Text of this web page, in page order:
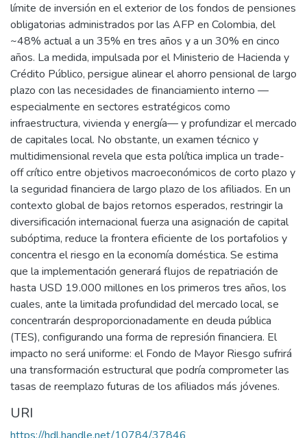
límite de inversión en el exterior de los fondos de pensiones
obligatorias administrados por las AFP en Colombia, del
~48% actual a un 35% en tres años y a un 30% en cinco
años. La medida, impulsada por el Ministerio de Hacienda y
Crédito Público, persigue alinear el ahorro pensional de largo
plazo con las necesidades de financiamiento interno —
especialmente en sectores estratégicos como
infraestructura, vivienda y energía— y profundizar el mercado
de capitales local. No obstante, un examen técnico y
multidimensional revela que esta política implica un trade-
off crítico entre objetivos macroeconómicos de corto plazo y
la seguridad financiera de largo plazo de los afiliados. En un
contexto global de bajos retornos esperados, restringir la
diversificación internacional fuerza una asignación de capital
subóptima, reduce la frontera eficiente de los portafolios y
concentra el riesgo en la economía doméstica. Se estima
que la implementación generará flujos de repatriación de
hasta USD 19.000 millones en los primeros tres años, los
cuales, ante la limitada profundidad del mercado local, se
concentrarán desproporcionadamente en deuda pública
(TES), configurando una forma de represión financiera. El
impacto no será uniforme: el Fondo de Mayor Riesgo sufrirá
una transformación estructural que podría comprometer las
tasas de reemplazo futuras de los afiliados más jóvenes.
URI